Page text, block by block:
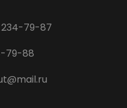
79-87
79-88